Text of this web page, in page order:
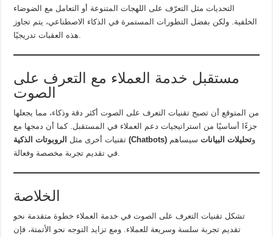
التحديات مثل التعرّف على اللهجات المتنوعة أو التعامل مع الضوضاء
الخلفية. ولكن بفضل التطورات المستمرة في الذكاء الاصطناعي، يتم تجاوز
مستقبل خدمة العملاء مع التعرف على
الصوت
من المتوقع أن تصبح تقنيات التعرف على الصوت أكثر دقة وذكاء، مما يجعلها
جزءًا أساسيًا من استراتيجيات دعم العملاء في المستقبل. كما أن دمجها مع
تقنيات أخرى مثل الروبوتات الذكية (Chatbots) وتحليلات البياناتسيساهم
الخلاصة
تشكل تقنيات التعرف على الصوت في خدمة العملاء خطوة متقدمة نحو
تقديم تجربة سلسة وسريعة للعملاء. ومع تزايد التوجه نحو الأتمتة، فإن